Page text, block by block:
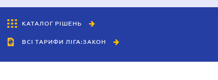
КАТАЛОГ РІШЕНЬ
ВСІ ТАРИФИ ЛІГА:ЗАКОН